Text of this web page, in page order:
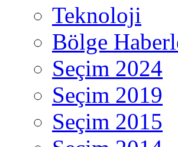
Teknoloji
Bölge
Seçim 2024
Seçim 2019
Seçim 2015